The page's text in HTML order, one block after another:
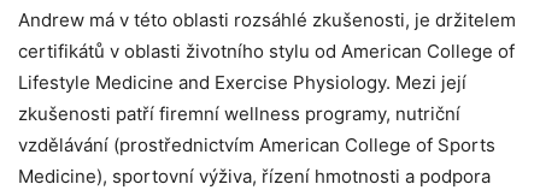
Andrew má v této oblasti rozsáhlé zkušenosti, je držitelem
certifikátů v oblasti životního stylu od American College of
Lifestyle Medicine and Exercise Physiology. Mezi její
zkušenosti patří firemní wellness programy, nutriční
vzdělávání (prostřednictvím American College of Sports
Medicine), sportovní výživa, řízení hmotnosti a podpora